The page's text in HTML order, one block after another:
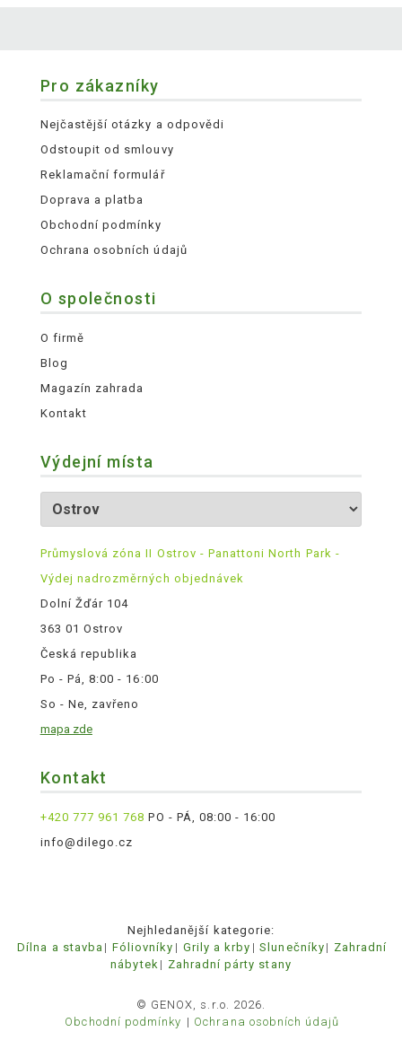
Pro zákazníky
Nejčastější otázky a odpovědi
Odstoupit od smlouvy
Reklamační formulář
Doprava a platba
Obchodní podmínky
Ochrana osobních údajů
O společnosti
O firmě
Blog
Magazín zahrada
Kontakt
Výdejní místa
Průmyslová zóna II Ostrov - Panattoni North Park -
Výdej nadrozměrných objednávek
Dolní Žďár 104
363 01 Ostrov
Česká republika
Po - Pá, 8:00 - 16:00
So - Ne, zavřeno
mapa zde
Kontakt
+420 777 961 768 PO - PÁ, 08:00 - 16:00
info@dilego.cz
Nejhledanější kategorie:
Dílna a stavba
Fóliovníky Grily a krby Slunečníky
Zahradní
nábytek
Zahradní párty stany
© GENOX, s.r.o. 2026.
Obchodní podmínky
Ochrana osobních údajů